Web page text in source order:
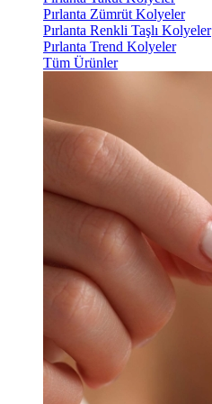
Pırlanta Zümrüt Kolyeler
Pırlanta Renkli Taşlı Kolyeler
Pırlanta Trend Kolyeler
Tüm Ürünler